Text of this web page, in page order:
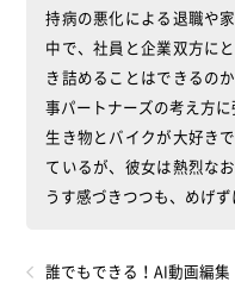
持病の悪化による退職や
中で、社員と企業双方に
き詰めることはできるの
事パートナーズの考え方に
生き物とバイクが大好き
ているが、彼女は熱烈な
うす感づきつつも、めげ
誰でもできる！AI動画編集